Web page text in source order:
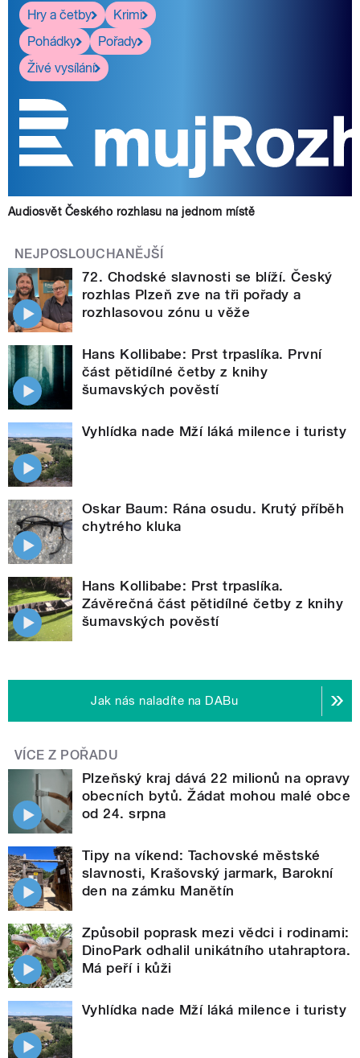
Hry a četby
Krimi
Pohádky
Pořady
Živé vysílání
Audiosvět Českého rozhlasu na jednom místě
NEJPOSLOUCHANĚJŠÍ
72. Chodské slavnosti se blíží. Český
rozhlas Plzeň zve na tři pořady a
rozhlasovou zónu u věže
Hans Kollibabe: Prst trpaslíka. První
část pětidílné četby z knihy
šumavských pověstí
Vyhlídka nade Mží láká milence i turisty
Oskar Baum: Rána osudu. Krutý příběh
chytrého kluka
Hans Kollibabe: Prst trpaslíka.
Závěrečná část pětidílné četby z knihy
šumavských pověstí
Jak nás naladíte na DABu
VÍCE Z POŘADU
Plzeňský kraj dává 22 milionů na opravy
obecních bytů. Žádat mohou malé obce
od 24. srpna
Tipy na víkend: Tachovské městské
slavnosti, Krašovský jarmark, Barokní
den na zámku Manětín
Způsobil poprask mezi vědci i rodinami:
DinoPark odhalil unikátního utahraptora.
Má peří i kůži
Vyhlídka nade Mží láká milence i turisty